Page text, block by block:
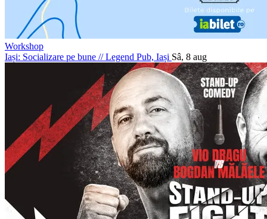
Workshop
Iași: Socializare pe bune //Legend Pub, Iași Sâ, 8 aug